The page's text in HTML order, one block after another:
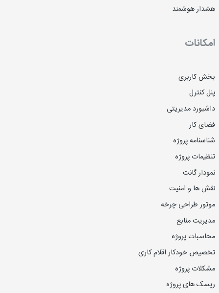
هشدار هوشمند
امکانات
بخش کاربری
پنل کنترل
داشبورد مدیریتی
فضای کار
شناسنامه پروژه
تنظیمات پروژه
نمودار گانت
نقش ها و امنیت
موتور طراحی چرخه
مدیریت منابع
محاسبات پروژه
تخصیص خودکار اقلام کاری
مشکلات پروژه
ریسک های پروژه